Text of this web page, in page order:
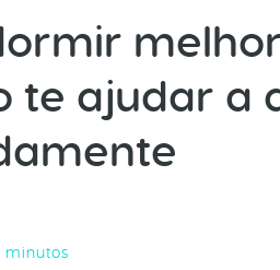
te ajudar a
minutos